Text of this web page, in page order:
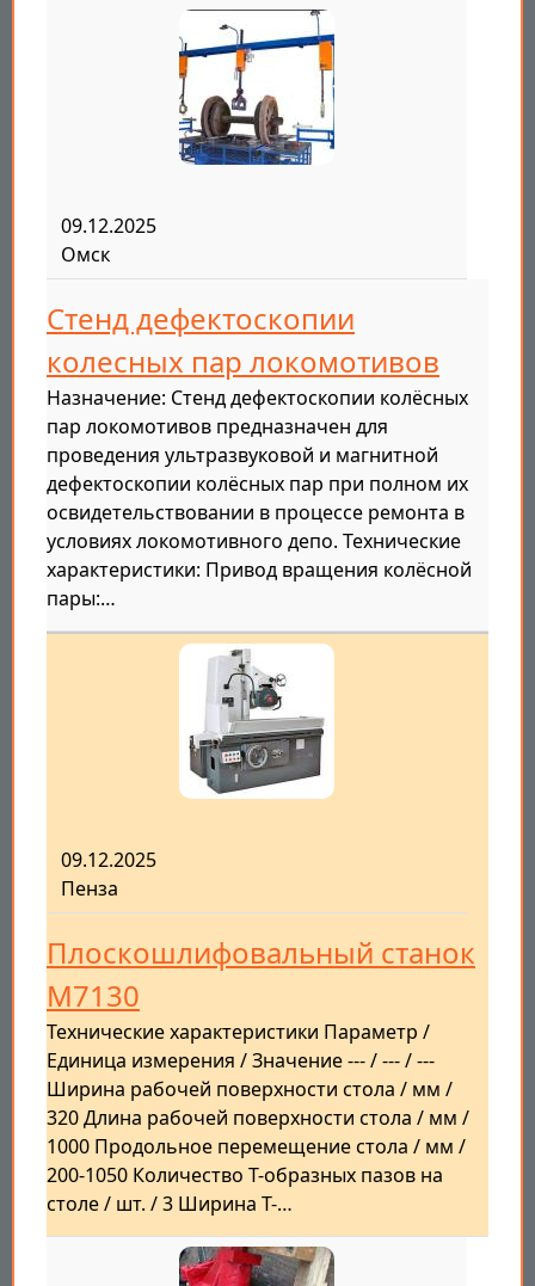
09.12.2025
Омск
Стенд дефектоскопии
колесных пар локомотивов
Назначение: Стенд дефектоскопии колёсных
пар локомотивов предназначен для
проведения ультразвуковой и магнитной
дефектоскопии колёсных пар при полном их
освидетельствовании в процессе ремонта в
условиях локомотивного депо. Технические
характеристики: Привод вращения колёсной
пары:…
09.12.2025
Пенза
Плоскошлифовальный станок
M7130
Технические характеристики Параметр /
Единица измерения / Значение --- / --- / ---
Ширина рабочей поверхности стола / мм /
320 Длина рабочей поверхности стола / мм /
1000 Продольное перемещение стола / мм /
200-1050 Количество Т-образных пазов на
столе / шт. / 3 Ширина Т-…